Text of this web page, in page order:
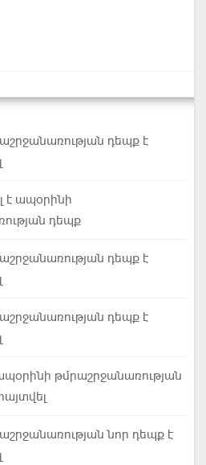
դեպք է
է ապօրինի
դեպք
դեպք է
դեպք է
թմրաշրջանառության
նոր դեպք է